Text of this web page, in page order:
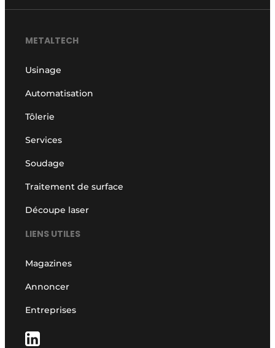
METALTECH
Usinage
Automatisation
Tôlerie
Services
Soudage
Traitement de surface
Découpe laser
LIENS UTILES
Magazines
Annoncer
Entreprises